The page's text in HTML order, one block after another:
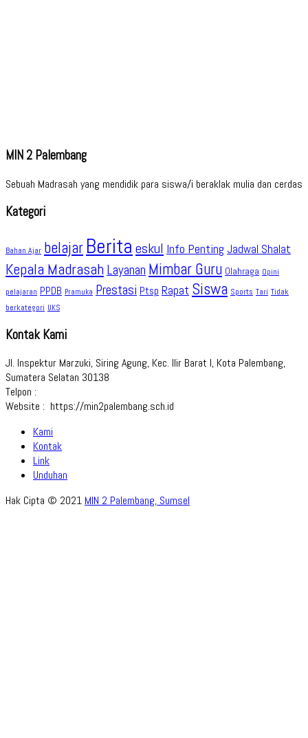
MIN 2 Palembang
Sebuah Madrasah yang mendidik para siswa/i beraklak mulia dan cerdas
Kategori
Bahan Ajar belajar Berita eskul Info Penting Jadwal Shalat
Kepala Madrasah Layanan Mimbar Guru Olahraga Opini
pelajaran PPDB Pramuka Prestasi Ptsp Rapat Siswa Sports Tari Tidak
berkategori UKS
Kontak Kami
Jl. Inspektur Marzuki, Siring Agung, Kec. Ilir Barat I, Kota Palembang,
Sumatera Selatan 30138
Telpon :
Website : https://min2palembang.sch.id
Kami
Kontak
Link
Unduhan
Hak Cipta © 2021 MIN 2 Palembang, Sumsel